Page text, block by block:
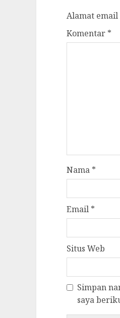
Alamat
Komentar *
Nama *
Email *
Situs Web
Simpan
saya